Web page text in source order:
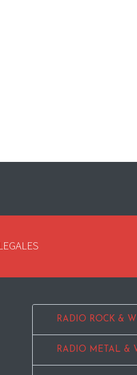
RADIO ROCK &
RADIO METAL &